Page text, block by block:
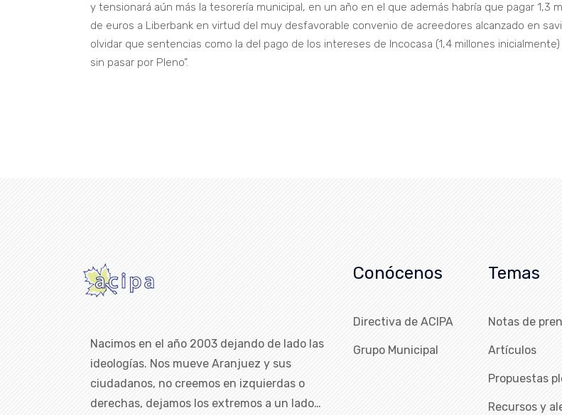
y tensionará aún más la tesorería municipal, en un año en el que además habría que pagar 1,3
de euros a Liberbank en virtud del muy desfavorable convenio de acreedores alcanzado en
olvidar que sentencias como la del pago de los intereses de Incocasa (1,4 millones
sin pasar por Pleno”.
Nacimos en el año 2003 dejando de lado las
ideologías. Nos mueve Aranjuez y sus
ciudadanos, no creemos en izquierdas o
derechas, dejamos los extremos a un lado…
Conócenos
Directiva de ACIPA
Grupo Municipal
Temas
Notas de
Artículos
Propuestas
Recursos y